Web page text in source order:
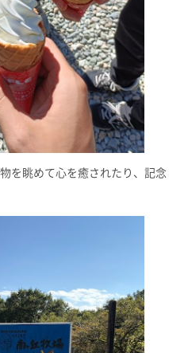
を眺めて心を癒されたり、記念